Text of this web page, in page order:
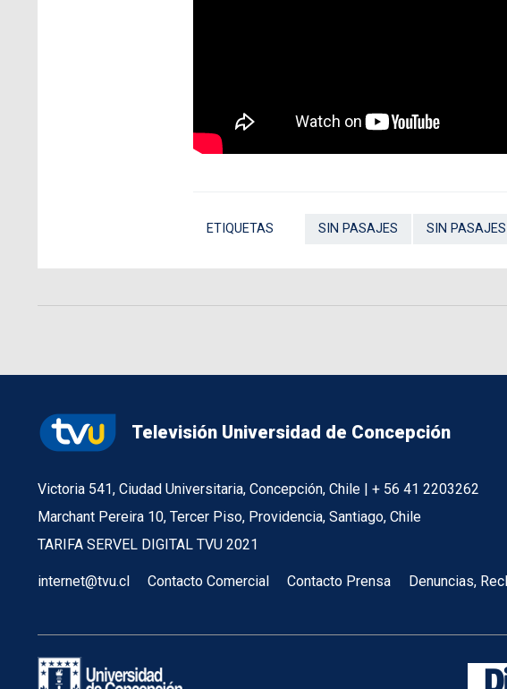
ETIQUETAS SIN PASAJES SIN
Televisión Universidad de Concepción
Victoria 541, Ciudad Universitaria, Concepción, Chile | + 56 41 2203262
Marchant Pereira 10, Tercer Piso, Providencia, Santiago, Chile
TARIFA SERVEL DIGITAL TVU 2021
internet@tvu.cl Contacto Comercial Contacto Prensa Denuncias,